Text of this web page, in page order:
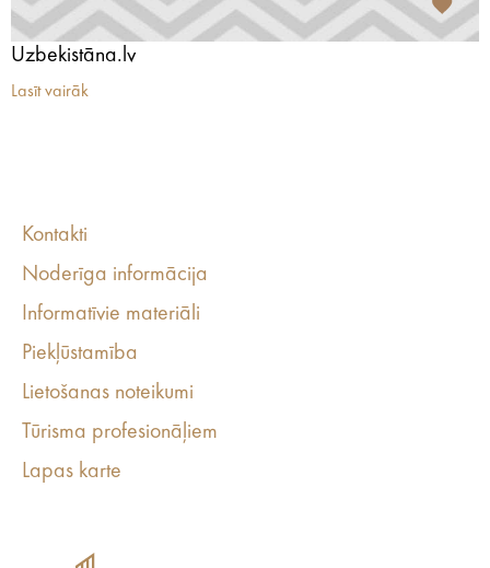
Uzbekistāna.lv
Lasīt vairāk
Kontakti
Noderīga informācija
Informatīvie materiāli
Piekļūstamība
Lietošanas noteikumi
Tūrisma profesionāļiem
Lapas karte